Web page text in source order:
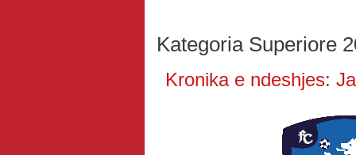
Kategoria Superiore
Kronika e ndeshjes: